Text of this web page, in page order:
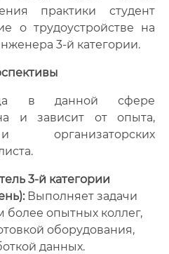
практики студент
о трудоустройстве на
3-й категории.
в данной сфере
и зависит от опыта,
организаторских
3-й категории
Выполняет задачи
более опытных коллег,
оборудования,
данных.